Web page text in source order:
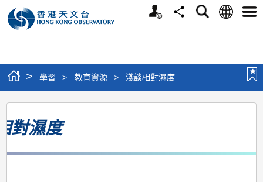
個
分
搜
語
選
> 學習 > 教育資源 > 淺談相對濕度
淺
談
對濕度